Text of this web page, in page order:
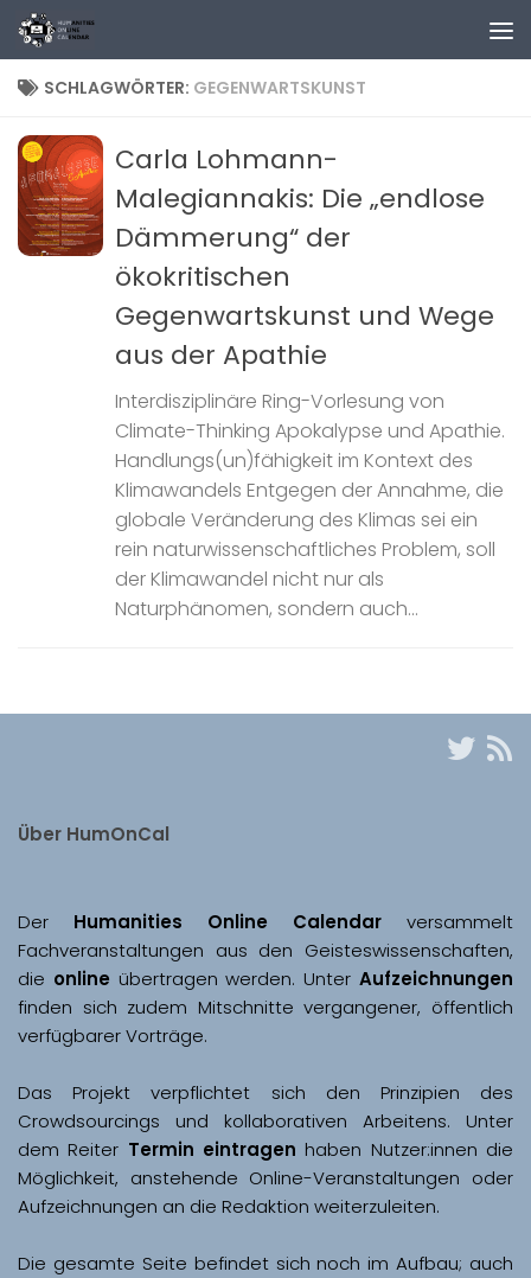
Zum Inhalt springen
SCHLAGWÖRTER: GEGENWARTSKUNST
Carla Lohmann-
Malegiannakis: Die „endlose
Dämmerung“ der
ökokritischen
Gegenwartskunst und Wege
aus der Apathie
Interdisziplinäre Ring-Vorlesung von
Climate-Thinking Apokalypse und Apathie.
Handlungs(un)fähigkeit im Kontext des
Klimawandels Entgegen der Annahme, die
globale Veränderung des Klimas sei ein
rein naturwissenschaftliches Problem, soll
der Klimawandel nicht nur als
Naturphänomen, sondern auch...
Über HumOnCal
Der Humanities Online Calendar versammelt
Fachveranstaltungen aus den Geisteswissenschaften,
die online übertragen werden. Unter Aufzeichnungen
finden sich zudem Mitschnitte vergangener, öffentlich
Das Projekt verpflichtet sich den Prinzipien des
Crowdsourcings und kollaborativen Arbeitens. Unter
dem Reiter Termin eintragen haben Nutzer:innen die
Möglichkeit, anstehende Online-Veranstaltungen oder
Aufzeichnungen an die Redaktion weiterzuleiten.
Die gesamte Seite befindet sich noch im Aufbau; auch